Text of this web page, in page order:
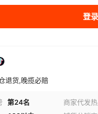
登
退货,晚揽必赔
第24名 商家代发